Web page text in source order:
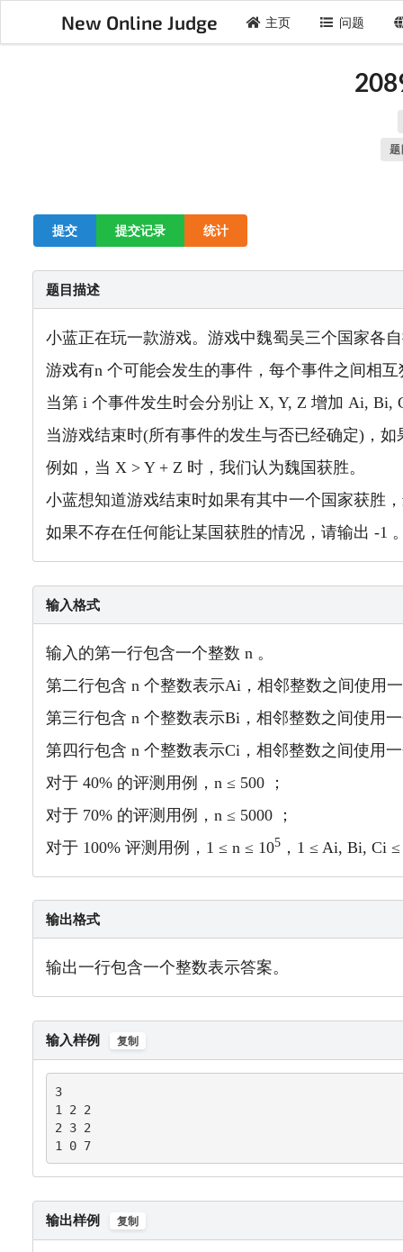
New Online Judge 主页 问题
题
提交 提交记录 统计
题目描述
小蓝正在玩一款游戏。游戏中魏蜀吴三个国家各
游戏有n 个可能会发生的事件，每个事件之间相
当第 i 个事件发生时会分别让 X, Y, Z 增加 Ai, Bi,
当游戏结束时(所有事件的发生与否已经确定)，
例如，当 X > Y + Z 时，我们认为魏国获胜。
小蓝想知道游戏结束时如果有其中一个国家获胜
如果不存在任何能让某国获胜的情况，请输出 -1
输入格式
输入的第一行包含一个整数 n 。
第二行包含 n 个整数表示Ai，相邻整数之间使用
第三行包含 n 个整数表示Bi，相邻整数之间使用
第四行包含 n 个整数表示Ci，相邻整数之间使用
对于 40% 的评测用例，n ≤ 500 ；
对于 70% 的评测用例，n ≤ 5000 ；
对于 100% 评测用例，1 ≤ n ≤ 105，1 ≤ Ai, Bi, Ci ≤
输出格式
输出一行包含一个整数表示答案。
输入样例 复制
3
1 2 2
2 3 2
1 0 7
输出样例 复制